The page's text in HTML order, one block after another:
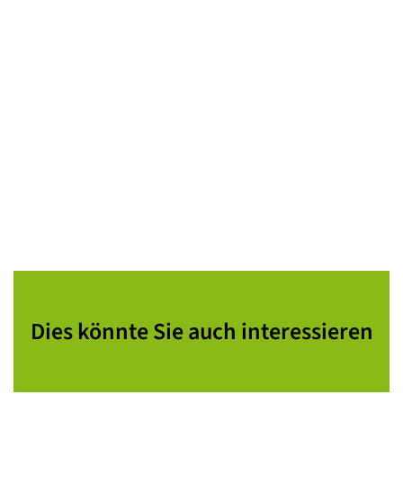
Dies könnte Sie auch interessieren